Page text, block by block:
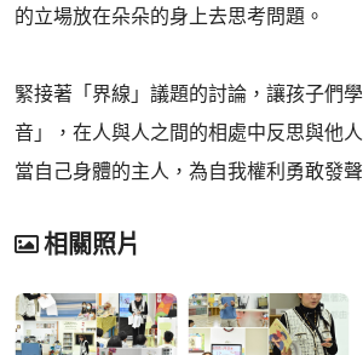
的立場放在朵朵的身上去思考問題。
緊接著「界線」議題的討論，讓孩子們
音」，在人與人之間的相處中反思與他
當自己身體的主人，為自我權利勇敢發聲
相關照片